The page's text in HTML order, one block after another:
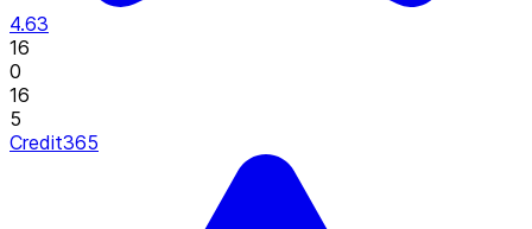
4.63
16
0
16
5
Credit365